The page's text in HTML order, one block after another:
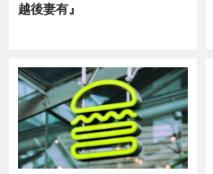
越後妻有』